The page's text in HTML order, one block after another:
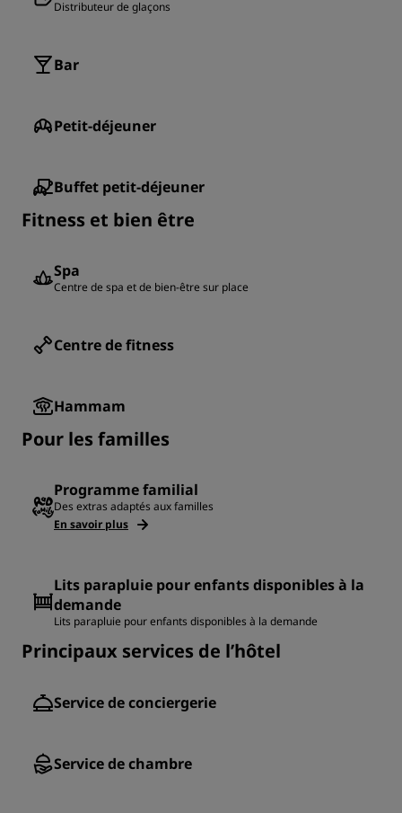
Distributeur de glaçons
Bar
Petit-déjeuner
Buffet petit-déjeuner
Fitness et bien être
Spa
Centre de spa et de bien-être sur place
Centre de fitness
Hammam
Pour les familles
Programme familial
Des extras adaptés aux familles
En savoir plus
Lits parapluie pour enfants disponibles à la
demande
Lits parapluie pour enfants disponibles à la demande
Principaux services de l’hôtel
Service de conciergerie
Service de chambre